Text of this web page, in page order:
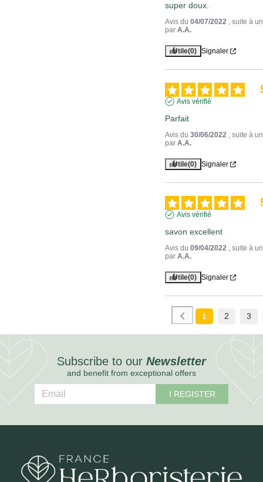
super doux.
Avis du04/07/2022 , suite à
parA.A.
Utile(0) Signaler
Avis vérifié
Parfait
Avis du30/06/2022 , suite à
parA.A.
Utile(0) Signaler
Avis vérifié
savon excellent
Avis du09/04/2022 , suite à
parA.A.
Utile(0) Signaler
1 2 3
Subscribe to our Newsletter
and benefit from exceptional offers
I REGISTER